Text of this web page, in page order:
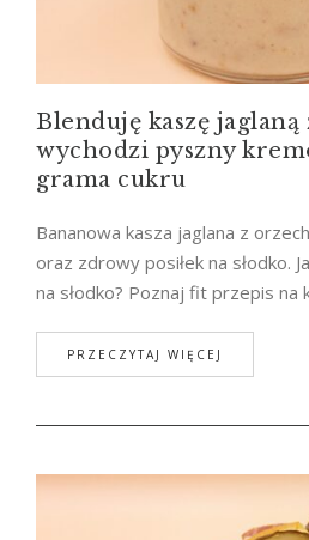
Blenduję kaszę
wychodzi pyszny
grama cukru
Bananowa kasza jaglana z
oraz zdrowy posiłek na słodko.
na słodko? Poznaj fit przepis na
PRZECZYTAJ WIĘCEJ